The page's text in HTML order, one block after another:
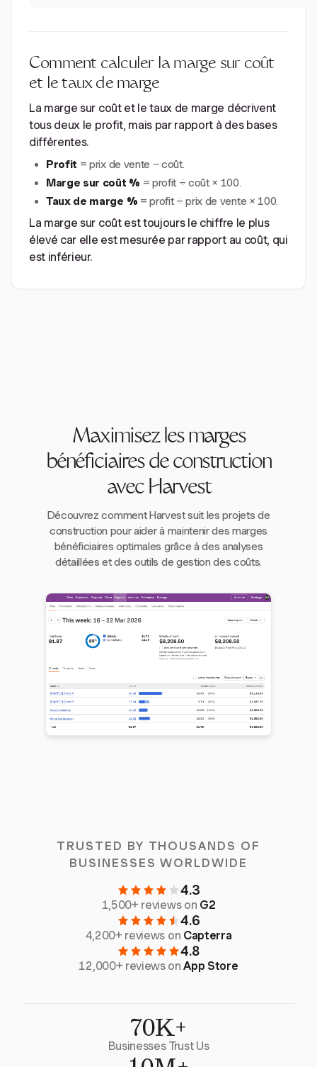
Comment calculer la marge sur coût
et le taux de marge
La marge sur coût et le taux de marge décrivent
tous deux le profit, mais par rapport à des bases
différentes.
Profit = prix de vente − coût.
Marge sur coût % = profit ÷ coût × 100.
Taux de marge % = profit ÷ prix de vente × 100.
La marge sur coût est toujours le chiffre le plus
élevé car elle est mesurée par rapport au coût, qui
est inférieur.
Maximisez les marges
bénéficiaires de construction
avec Harvest
Découvrez comment Harvest suit les projets de
construction pour aider à maintenir des marges
bénéficiaires optimales grâce à des analyses
détaillées et des outils de gestion des coûts.
TRUSTED BY THOUSANDS OF
BUSINESSES WORLDWIDE
4.3
1,500+ reviews on G2
4.6
4,200+ reviews on Capterra
4.8
12,000+ reviews onApp Store
70K+
Businesses Trust Us